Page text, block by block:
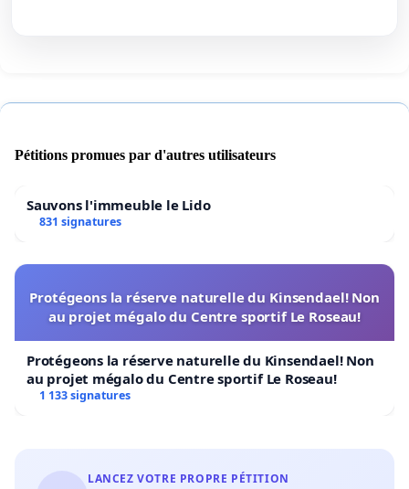
Pétitions promues par d'autres utilisateurs
Sauvons l'immeuble le Lido
831 signatures
Protégeons la réserve naturelle du Kinsendael! Non
au projet mégalo du Centre sportif Le Roseau!
Protégeons la réserve naturelle du Kinsendael! Non
au projet mégalo du Centre sportif Le Roseau!
1 133 signatures
LANCEZ VOTRE PROPRE PÉTITION